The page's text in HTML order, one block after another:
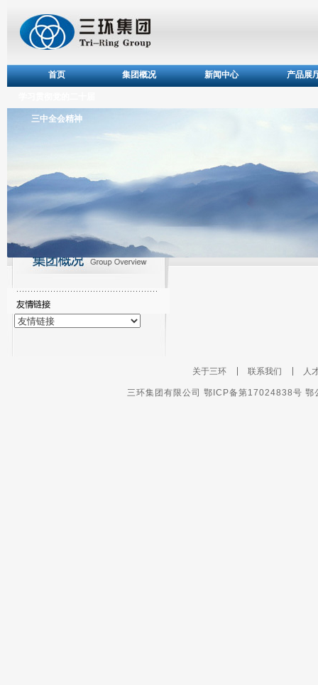
首页 集团概况 新闻中心 产品展
三中全会精神
关于三环 联系我们 人
三环集团有限公司 鄂ICP备第17024838号